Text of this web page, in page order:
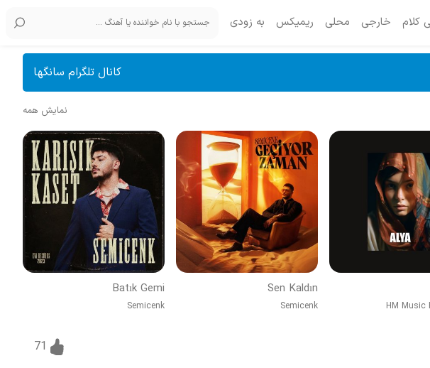
کلام خارجی محلی ریمیکس به زودی
کانال تلگرام سانگها
نمایش همه
HM Music
Sen Kaldın
Semicenk
Batık Gemi
Semicenk
71